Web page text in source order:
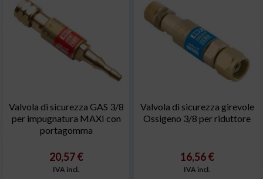
Valvola di sicurezza GAS 3/8
per impugnatura MAXI con
portagomma
20,57 €
IVA incl.
Valvola di sicurezza girevole
Ossigeno 3/8 per riduttore
16,56 €
IVA incl.